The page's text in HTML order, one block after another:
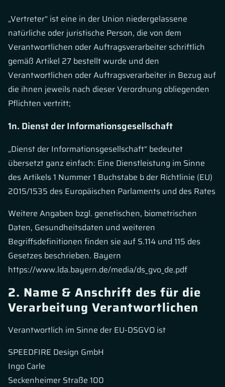
„Vertreter“ ist eine in der Union niedergelassene
natürliche oder juristische Person, die von dem
Verantwortlichen oder Auftragsverarbeiter schriftlich
gemäß Artikel 27 bestellt wurde und den
Verantwortlichen oder Auftragsverarbeiter in Bezug auf
die ihnen jeweils nach dieser Verordnung obliegenden
Pflichten vertritt;
1n. Dienst der Informationsgesellschaft
„Dienst der Informationsgesellschaft“ bedeutet
übersetzt ganz einfach: Eine Dienstleistung im Sinne
des Artikels 1 Nummer 1 Buchstabe b der Richtlinie (EU)
2015/1535 des Europäischen Parlaments und des Rates
Weitere Angaben bzgl. genetischen, biometrischen
Daten, Gesundheitsdaten und weiteren
Begriffsdefinitionen finden sie auf S.114 und 115 des
Gesetzes beschrieben. Bayern
https://www.lda.bayern.de/media/ds_gvo_de.pdf
2. Name & Anschrift des für die
Verarbeitung Verantwortlichen
Verantwortlich im Sinne der EU-DSGVO ist
SPEEDFIRE Design GmbH
Ingo Carle
Seckenheimer Straße 100